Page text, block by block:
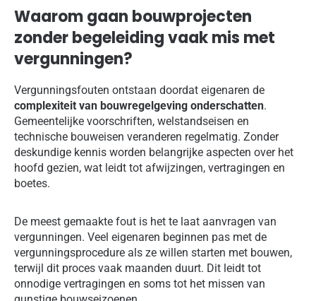
Waarom gaan bouwprojecten
zonder begeleiding vaak mis met
vergunningen?
Vergunningsfouten ontstaan doordat eigenaren de
complexiteit van bouwregelgeving onderschatten.
Gemeentelijke voorschriften, welstandseisen en
technische bouweisen veranderen regelmatig. Zonder
deskundige kennis worden belangrijke aspecten over het
hoofd gezien, wat leidt tot afwijzingen, vertragingen en
boetes.
De meest gemaakte fout is het te laat aanvragen van
vergunningen. Veel eigenaren beginnen pas met de
vergunningsprocedure als ze willen starten met bouwen,
terwijl dit proces vaak maanden duurt. Dit leidt tot
onnodige vertragingen en soms tot het missen van